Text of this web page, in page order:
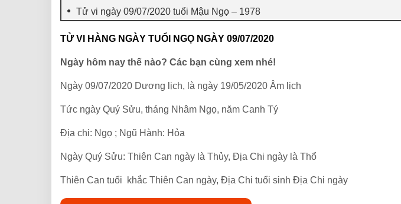
Tử vi ngày 09/07/2020 tuổi Mậu Ngọ – 1978
TỬ VI HÀNG NGÀY TUỔI NGỌ NGÀY 09/07/2020
Ngày hôm nay thế nào? Các bạn cùng xem nhé!
Ngày 09/07/2020 Dương lịch, là ngày 19/05/2020 Âm lịch
Tức ngày Quý Sửu, tháng Nhâm Ngọ, năm Canh Tý
Địa chi: Ngọ ; Ngũ Hành: Hỏa
Ngày Quý Sửu: Thiên Can ngày là Thủy, Địa Chi ngày là Thổ
Thiên Can tuổi khắc Thiên Can ngày, Địa Chi tuổi sinh Địa Chi ngày